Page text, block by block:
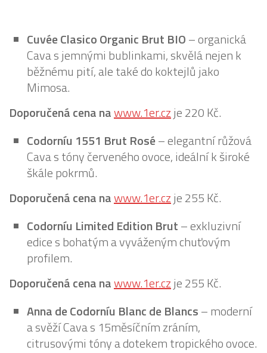
Cuvée Clasico Organic Brut BIO– organická
Cava s jemnými bublinkami, skvělá nejen k
běžnému pití, ale také do koktejlů jako
Mimosa.
Doporučená cena nawww.1er.czje 220 Kč.
Codorníu 1551 Brut Rosé– elegantní růžová
Cava s tóny červeného ovoce, ideální k široké
škále pokrmů.
Doporučená cena nawww.1er.czje 255 Kč.
Codorníu Limited Edition Brut– exkluzivní
edice s bohatým a vyváženým chuťovým
profilem.
Doporučená cena nawww.1er.czje 255 Kč.
Anna de Codorníu Blanc de Blancs– moderní
a svěží Cava s 15měsíčním zráním,
citrusovými tóny a dotekem tropického ovoce.